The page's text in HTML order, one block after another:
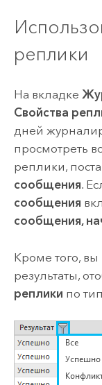
реплики
На вкладке
Свойства
дней
просмотреть
реплики,
сообщения.
сообщения
сообщения,
Кроме того,
результаты,
реплики по